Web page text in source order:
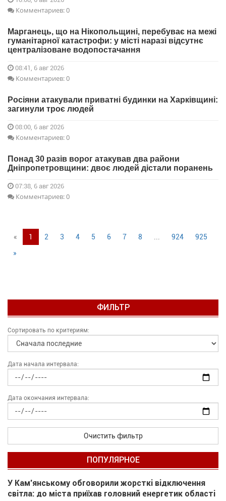
Комментариев: 0
Марганець, що на Нікопольщині, перебуває на межі
гуманітарної катастрофи: у місті наразі відсутнє
централізоване водопостачання
08:41, 6 авг 2026
Комментариев: 0
Росіяни атакували приватні будинки на Харківщині:
загинули троє людей
08:00, 6 авг 2026
Комментариев: 0
Понад 30 разів ворог атакував два райони
Дніпропетровщини: двоє людей дістали поранень
07:38, 6 авг 2026
Комментариев: 0
« 1 2 3 4 5 6 7 8 ... 924
925
»
ФИЛЬТР
Сортировать по критериям:
Дата начала интервала:
Дата окончания интервала:
Очистить фильтр
ПОПУЛЯРНОЕ
У Кам’янському обговорили жорсткі відключення
світла: до міста приїхав головний енергетик області